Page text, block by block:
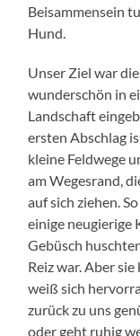
Beisammensein
Hund.
Unser Ziel war
wunderschön in
Landschaft
ersten Abschlag
kleine Feldwege
am Wegesrand,
auf sich ziehen.
einige neugierige
Gebüsch
Reiz war. Aber
weiß sich
zurück zu uns
oder geht ruhig